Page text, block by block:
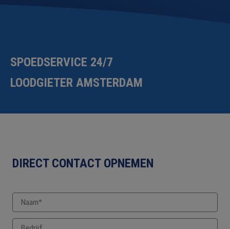
SPOEDSERVICE 24/7
LOODGIETER AMSTERDAM
DIRECT CONTACT OPNEMEN